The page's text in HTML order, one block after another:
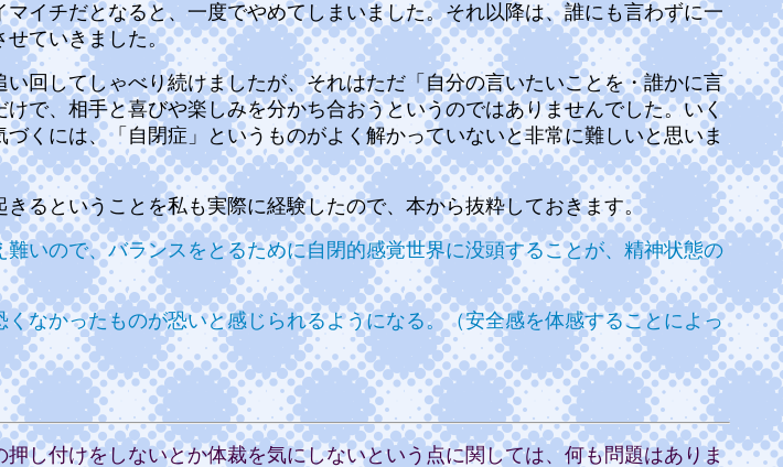
イチだとなると、一度でやめてしまいました。それ以降は、誰にも言わずに一
せていきました。
回してしゃべり続けましたが、それはただ「自分の言いたいことを・誰かに言
で、相手と喜びや楽しみを分かち合おうというのではありませんでした。いく
くには、「自閉症」というものがよく解かっていないと非常に難しいと思いま
るということを私も実際に経験したので、本から抜粋しておきます。
いので、バランスをとるために自閉的感覚世界に没頭することが、精神状態の
なかったものが恐いと感じられるようになる。（安全感を体感することによっ
し付けをしないとか体裁を気にしないという点に関しては、何も問題はありま